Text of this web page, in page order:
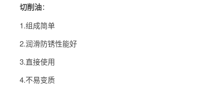
切削油：
1.组成简单
2.润滑防锈性能好
3.直接使用
4.不易变质